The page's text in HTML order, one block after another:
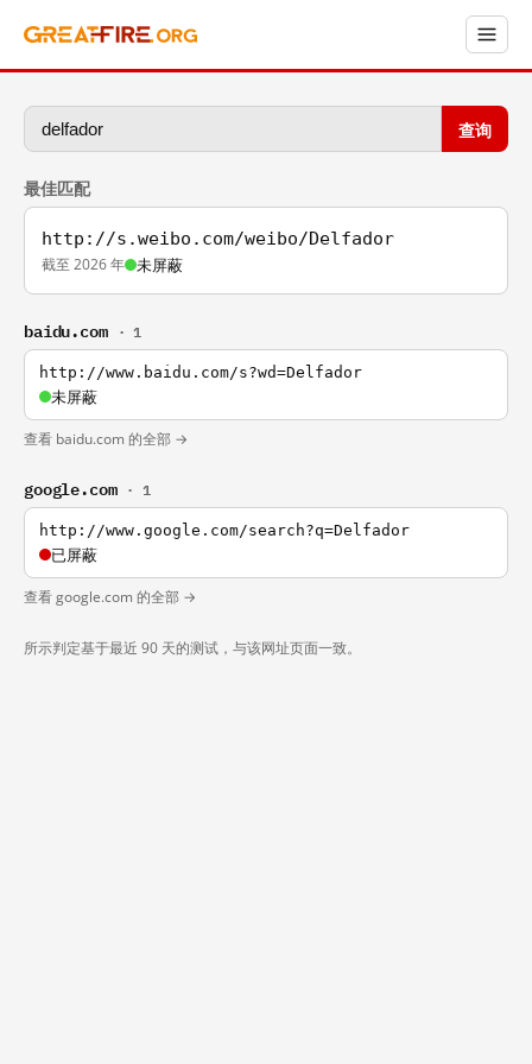
查询
最佳匹配
http://s.weibo.com/weibo/Delfador
截至 2026 年 未屏蔽
baidu.com · 1
http://www.baidu.com/s?wd=Delfador
未屏蔽
查看 baidu.com 的全部 →
google.com · 1
http://www.google.com/search?q=Delfador
已屏蔽
查看 google.com 的全部 →
所示判定基于最近 90 天的测试，与该网址页面一致。